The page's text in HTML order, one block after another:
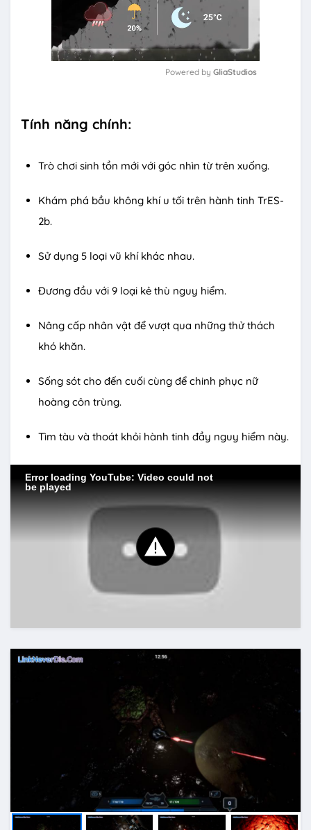
Powered by GliaStudios
Tính năng chính:
Trò chơi sinh tồn mới với góc nhìn từ trên xuống.
Khám phá bầu không khí u tối trên hành tinh TrES-
2b.
Sử dụng 5 loại vũ khí khác nhau.
Đương đầu với 9 loại kẻ thù nguy hiểm.
Nâng cấp nhân vật để vượt qua những thử thách
khó khăn.
Sống sót cho đến cuối cùng để chinh phục nữ
hoàng côn trùng.
Tìm tàu và thoát khỏi hành tinh đầy nguy hiểm này.
Error loading YouTube: Video could not
be played